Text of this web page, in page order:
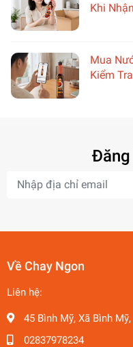
Khi
Mua
Kiểm
Đăng
Về Chay Ngon
Liên hệ:
45 Bình Mỹ, Xã Bình
02837978234